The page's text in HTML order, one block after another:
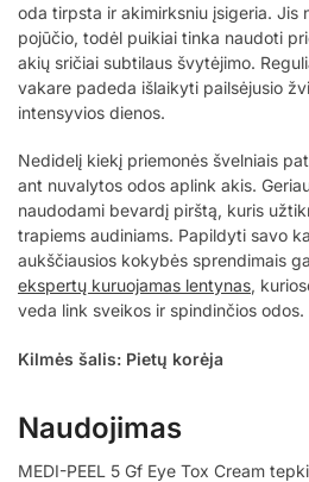
oda tirpsta ir akimirksniu įsigeria. Jis
pojūčio, todėl puikiai tinka naudoti
akių sričiai subtilaus švytėjimo.
vakare padeda išlaikyti pailsėjusio
intensyvios dienos.
Nedidelį kiekį priemonės švelniais
ant nuvalytos odos aplink akis.
naudodami bevardį pirštą, kuris
trapiems audiniams. Papildyti savo
aukščiausios kokybės sprendimais
ekspertų kuruojamas lentynas,
veda link sveikos ir spindinčios odos.
Kilmės šalis: Pietų korėja
Naudojimas
MEDI-PEEL 5 Gf Eye Tox Cream